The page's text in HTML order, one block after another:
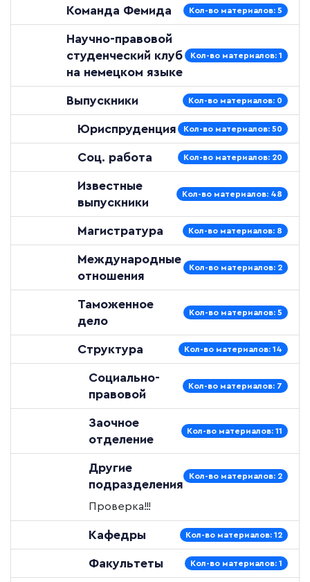
Команда Фемида Кол-во материалов: 5
Научно-правовой
студенческий клуб
на немецком языке
Кол-во материалов: 1
Выпускники Кол-во материалов: 0
Юриспруденция Кол-во материалов: 50
Соц. работа Кол-во материалов: 20
Известные
выпускники
Кол-во материалов: 48
Магистратура Кол-во материалов: 8
Международные
отношения
Кол-во материалов: 2
Таможенное
дело
Кол-во материалов: 5
Структура Кол-во материалов: 14
Социально-
правовой
Кол-во материалов: 7
Заочное
отделение
Кол-во материалов: 11
Другие
подразделения
Кол-во материалов: 2
Проверка!!!
Кафедры Кол-во материалов: 12
Факультеты Кол-во материалов: 1